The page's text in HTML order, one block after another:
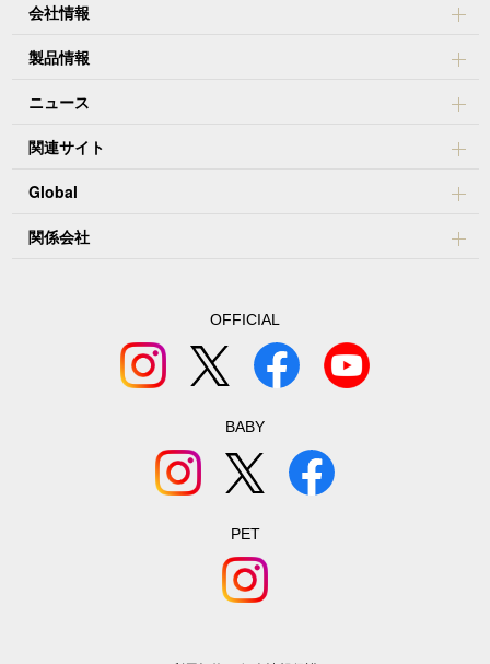
会社情報
製品情報
ニュース
関連サイト
Global
関係会社
OFFICIAL
BABY
PET